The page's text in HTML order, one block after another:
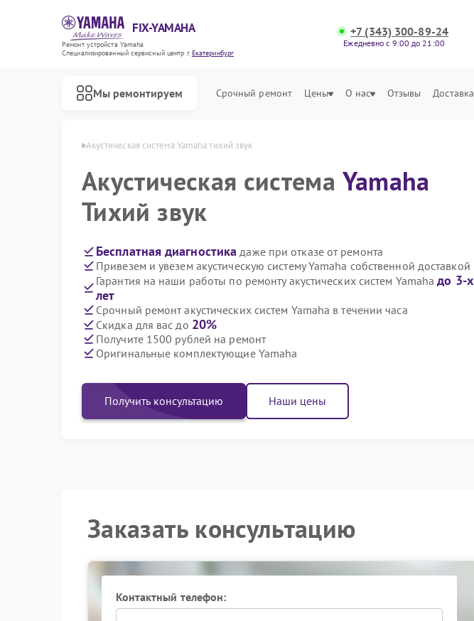
FIX-YAMAHA
Ремонт устройств Yamaha
Специализированный cервисный центр г.Екатеринбург
+7 (343) 300-89-24
Ежедневно с 9:00 до 21:00
Мы ремонтируем Срочный ремонт Цены О нас Отзывы Доставка
Акустическая система Yamaha тихий звук
Акустическая система Yamaha
Тихий звук
Бесплатная диагностика даже при отказе от ремонта
Привезем и увезем акустическую систему Yamaha собственной доставкой
Гарантия на наши работы по ремонту акустических систем Yamahaдо 3-х
лет
Срочный ремонт акустических систем Yamaha в течении часа
Скидка для вас до 20%
Получите 1500 рублей на ремонт
Оригинальные комплектующие Yamaha
Получить консультацию Наши цены
Заказать консультацию
Контактный телефон: